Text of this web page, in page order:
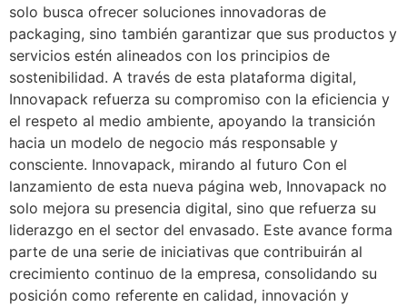
solo busca ofrecer soluciones innovadoras de
packaging, sino también garantizar que sus productos y
servicios estén alineados con los principios de
sostenibilidad. A través de esta plataforma digital,
Innovapack refuerza su compromiso con la eficiencia y
el respeto al medio ambiente, apoyando la transición
hacia un modelo de negocio más responsable y
consciente. Innovapack, mirando al futuro Con el
lanzamiento de esta nueva página web, Innovapack no
solo mejora su presencia digital, sino que refuerza su
liderazgo en el sector del envasado. Este avance forma
parte de una serie de iniciativas que contribuirán al
crecimiento continuo de la empresa, consolidando su
posición como referente en calidad, innovación y